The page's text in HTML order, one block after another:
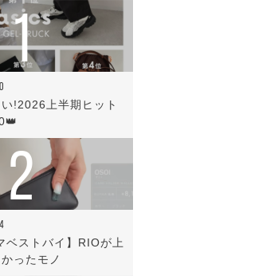
1
!2026上半期ヒット
2
ベストバイ】RIOが上
ったモノ